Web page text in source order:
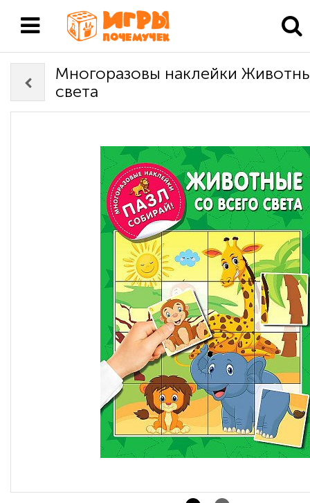
Многоразовы наклейки
света